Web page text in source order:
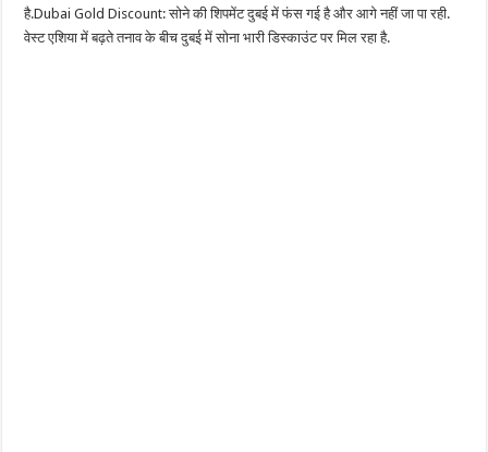
है.Dubai Gold Discount: सोने की शिपमेंट दुबई में फंस गई है और आगे नहीं जा पा रही.
वेस्ट एशिया में बढ़ते तनाव के बीच दुबई में सोना भारी डिस्काउंट पर मिल रहा है.